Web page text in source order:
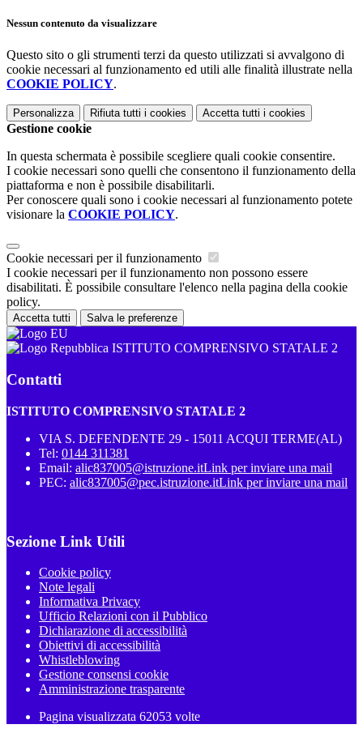
Nessun contenuto da visualizzare
Questo sito o gli strumenti terzi da questo utilizzati si avvalgono di
cookie necessari al funzionamento ed utili alle finalità illustrate nella
COOKIE POLICY.
Personalizza Rifiuta tutti i cookies Accetta tutti i cookies
Gestione cookie
In questa schermata è possibile scegliere quali cookie consentire.
I cookie necessari sono quelli che consentono il funzionamento della
piattaforma e non è possibile disabilitarli.
Per conoscere quali sono i cookie necessari al funzionamento potete
visionare la COOKIE POLICY.
Cookie necessari per il funzionamento
I cookie necessari per il funzionamento non possono essere
disabilitati. È possibile consultare l'elenco nella pagina della cookie
policy.
Accetta tutti Salva le preferenze
ISTITUTO COMPRENSIVO STATALE 2
Contatti
ISTITUTO COMPRENSIVO STATALE 2
VIA S. DEFENDENTE 29 - 15011 ACQUI TERME(AL)
Tel: 0144 311381
Email: alic837005@istruzione.itLink per inviare una mail
PEC: alic837005@pec.istruzione.itLink per inviare una mail
Sezione Link Utili
Cookie policy
Note legali
Informativa Privacy
Ufficio Relazioni con il Pubblico
Dichiarazione di accessibilità
Obiettivi di accessibilità
Whistleblowing
Gestione consensi cookie
Amministrazione trasparente
Pagina visualizzata 62053 volte